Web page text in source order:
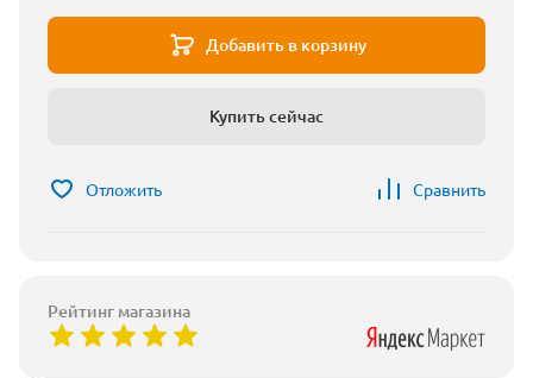
Добавить в корзину
Купить сейчас
Отложить Сравнить
Рейтинг магазина